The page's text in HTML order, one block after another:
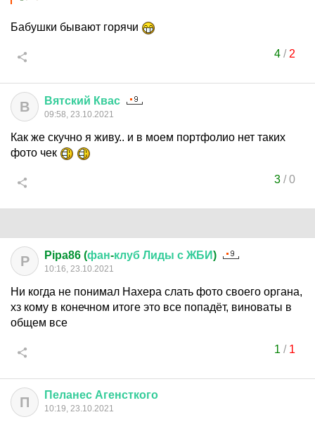
Бабушки бывают горячи
4/ 2
В Вятский Квас
09:58, 23.10.2021
Как же скучно я живу.. и в моем портфолио нет таких
фото чек
3/0
P Pipa86 (фан-клуб Лиды с ЖБИ)
10:16, 23.10.2021
Ни когда не понимал Нахера слать фото своего органа,
хз кому в конечном итоге это все попадёт, виноваты в
общем все
1 / 1
П Пеланес Агенсткого
10:19, 23.10.2021